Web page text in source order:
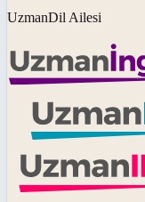
UzmanDil Ailesi